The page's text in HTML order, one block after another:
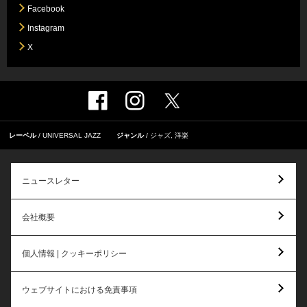
Facebook
Instagram
X
レーベル UNIVERSAL JAZZ ジャンル ジャズ 洋楽
ニュースレター
会社概要
個人情報 | クッキーポリシー
ウェブサイトにおける免責事項